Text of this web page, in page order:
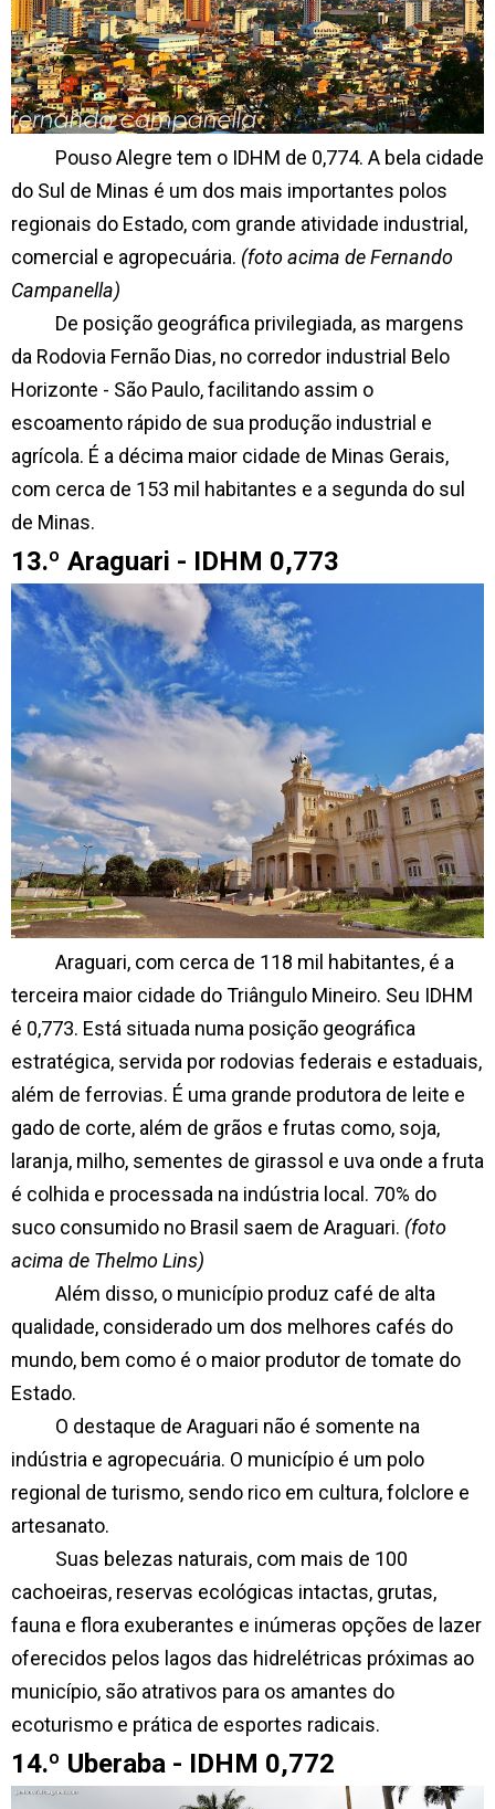
Pouso Alegre tem o IDHM de 0,774. A bela cidade
do Sul de Minas é um dos mais importantes polos
regionais do Estado, com grande atividade industrial,
comercial e agropecuária. (foto acima de Fernando
Campanella)
De posição geográfica privilegiada, as margens
da Rodovia Fernão Dias, no corredor industrial Belo
Horizonte - São Paulo, facilitando assim o
escoamento rápido de sua produção industrial e
agrícola. É a décima maior cidade de Minas Gerais,
com cerca de 153 mil habitantes e a segunda do sul
de Minas.
13.º Araguari - IDHM 0,773
Araguari, com cerca de 118 mil habitantes, é a
terceira maior cidade do Triângulo Mineiro. Seu IDHM
é 0,773. Está situada numa posição geográfica
estratégica, servida por rodovias federais e estaduais,
além de ferrovias. É uma grande produtora de leite e
gado de corte, além de grãos e frutas como, soja,
laranja, milho, sementes de girassol e uva onde a fruta
é colhida e processada na indústria local. 70% do
suco consumido no Brasil saem de Araguari. (foto
acima de Thelmo Lins)
Além disso, o município produz café de alta
qualidade, considerado um dos melhores cafés do
mundo, bem como é o maior produtor de tomate do
Estado.
O destaque de Araguari não é somente na
indústria e agropecuária. O município é um polo
regional de turismo, sendo rico em cultura, folclore e
artesanato.
Suas belezas naturais, com mais de 100
cachoeiras, reservas ecológicas intactas, grutas,
fauna e flora exuberantes e inúmeras opções de lazer
oferecidos pelos lagos das hidrelétricas próximas ao
município, são atrativos para os amantes do
ecoturismo e prática de esportes radicais.
14.º Uberaba - IDHM 0,772